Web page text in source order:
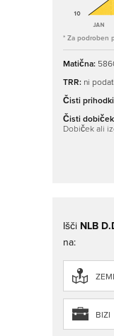
* Za podroben
Matična:
TRR: ni
Čisti
Čisti
Dobiček ali
Išči NLB
na:
BIZI